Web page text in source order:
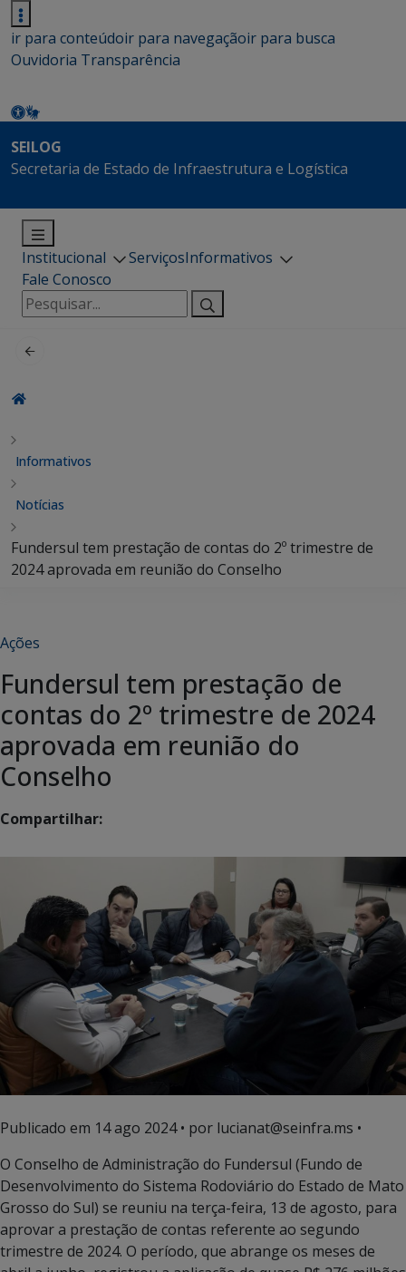
ir para conteúdoir para navegaçãoir para busca
Ouvidoria Transparência
SEILOG
Secretaria de Estado de Infraestrutura e Logística
Institucional ServiçosInformativos
Fale Conosco
Pesquisar
por:
Informativos
Notícias
Fundersul tem prestação de contas do 2º trimestre de
2024 aprovada em reunião do Conselho
Ações
Fundersul tem prestação de
contas do 2º trimestre de 2024
aprovada em reunião do
Conselho
Compartilhar:
Publicado em 14 ago 2024• por lucianat@seinfra.ms •
O Conselho de Administração do Fundersul (Fundo de
Desenvolvimento do Sistema Rodoviário do Estado de Mato
Grosso do Sul) se reuniu na terça-feira, 13 de agosto, para
aprovar a prestação de contas referente ao segundo
trimestre de 2024. O período, que abrange os meses de